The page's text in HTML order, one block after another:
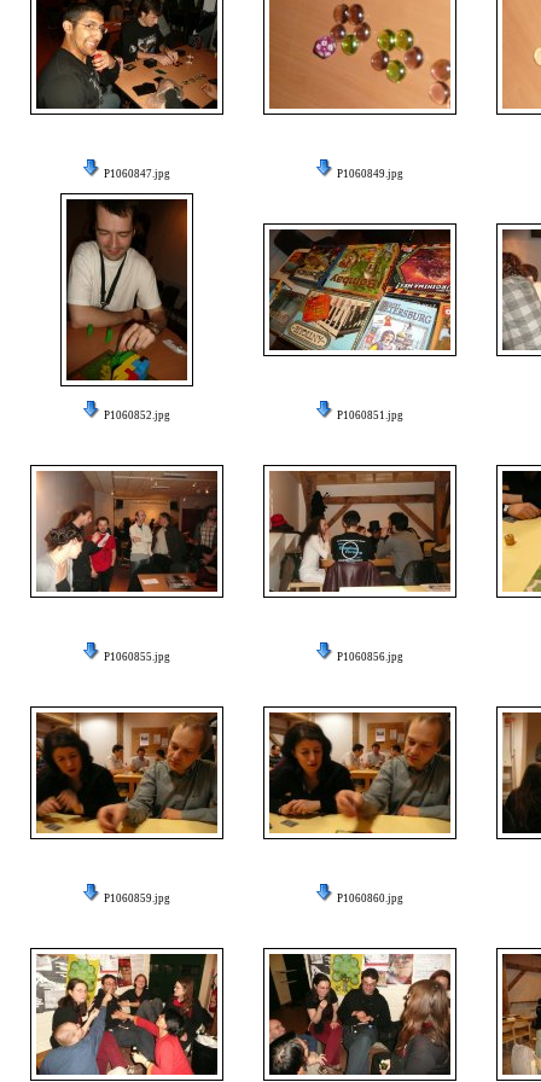
P1060847.jpg P1060849.jpg
P1060852.jpg P1060851.jpg
P1060855.jpg P1060856.jpg
P1060859.jpg P1060860.jpg